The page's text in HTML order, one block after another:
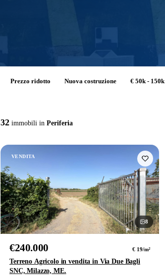
Prezzo ridotto Nuova costruzione € 50k - 150k
32 immobili in Periferia
VENDITA
8
foto
€240.000 € 19/m²
Terreno Agricolo in vendita in Via Due Bagli
SNC, Milazzo, ME.